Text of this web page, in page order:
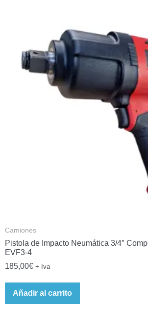
Camiones
Pistola de Impacto Neumática 3/4″
EVF3-4
185,00€ + Iva
Añadir al carrito